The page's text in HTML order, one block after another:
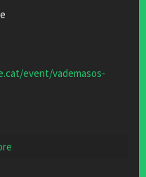
event/vademasos-